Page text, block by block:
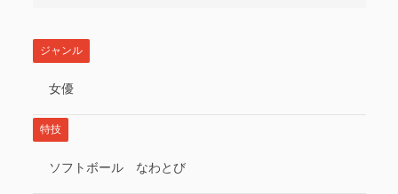
ジャンル
女優
特技
ソフトボール なわとび